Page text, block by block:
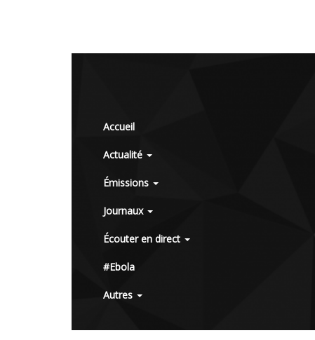
Accueil
Actualité
Émissions
Journaux
Écouter en direct
#Ebola
Autres